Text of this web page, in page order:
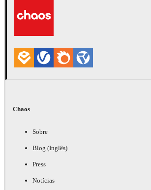
Chaos
Sobre
Blog (Inglês)
Press
Notícias